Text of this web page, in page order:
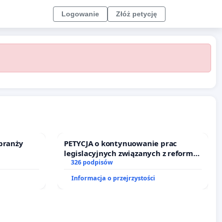
Logowanie Złóż petycję
PETYCJA o kontynuowanie prac
legislacyjnych związanych z reformą
prawa rodzinnego
326 podpisów
Informacja o przejrzystości